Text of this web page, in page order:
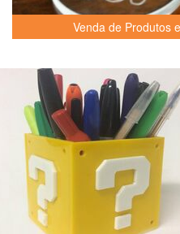
Venda de Produtos